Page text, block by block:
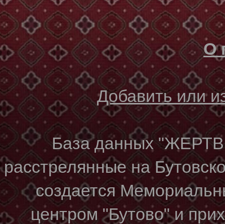
О
Добавить или
База данных
расстрелянные на
создается
центром "Бутово" и